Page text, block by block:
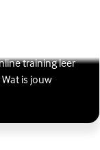
- Wie ben
training leer
is jouw
- Wie ben ik?